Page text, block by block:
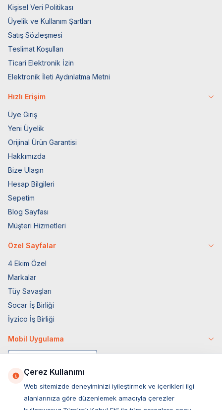
Kişisel Veri Politikası
Üyelik ve Kullanım Şartları
Satış Sözleşmesi
Teslimat Koşulları
Ticari Elektronik İzin
Elektronik İleti Aydınlatma Metni
Hızlı Erişim
Üye Giriş
Yeni Üyelik
Orijinal Ürün Garantisi
Hakkımızda
Bize Ulaşın
Hesap Bilgileri
Sepetim
Blog Sayfası
Müşteri Hizmetleri
Özel Sayfalar
4 Ekim Özel
Markalar
Tüy Savaşları
Socar İş Birliği
İyzico İş Birliği
Mobil Uygulama
Çerez Kullanımı
Web sitemizde deneyiminizi iyileştirmek ve içerikleri ilgi
alanlarınıza göre düzenlemek amacıyla çerezler